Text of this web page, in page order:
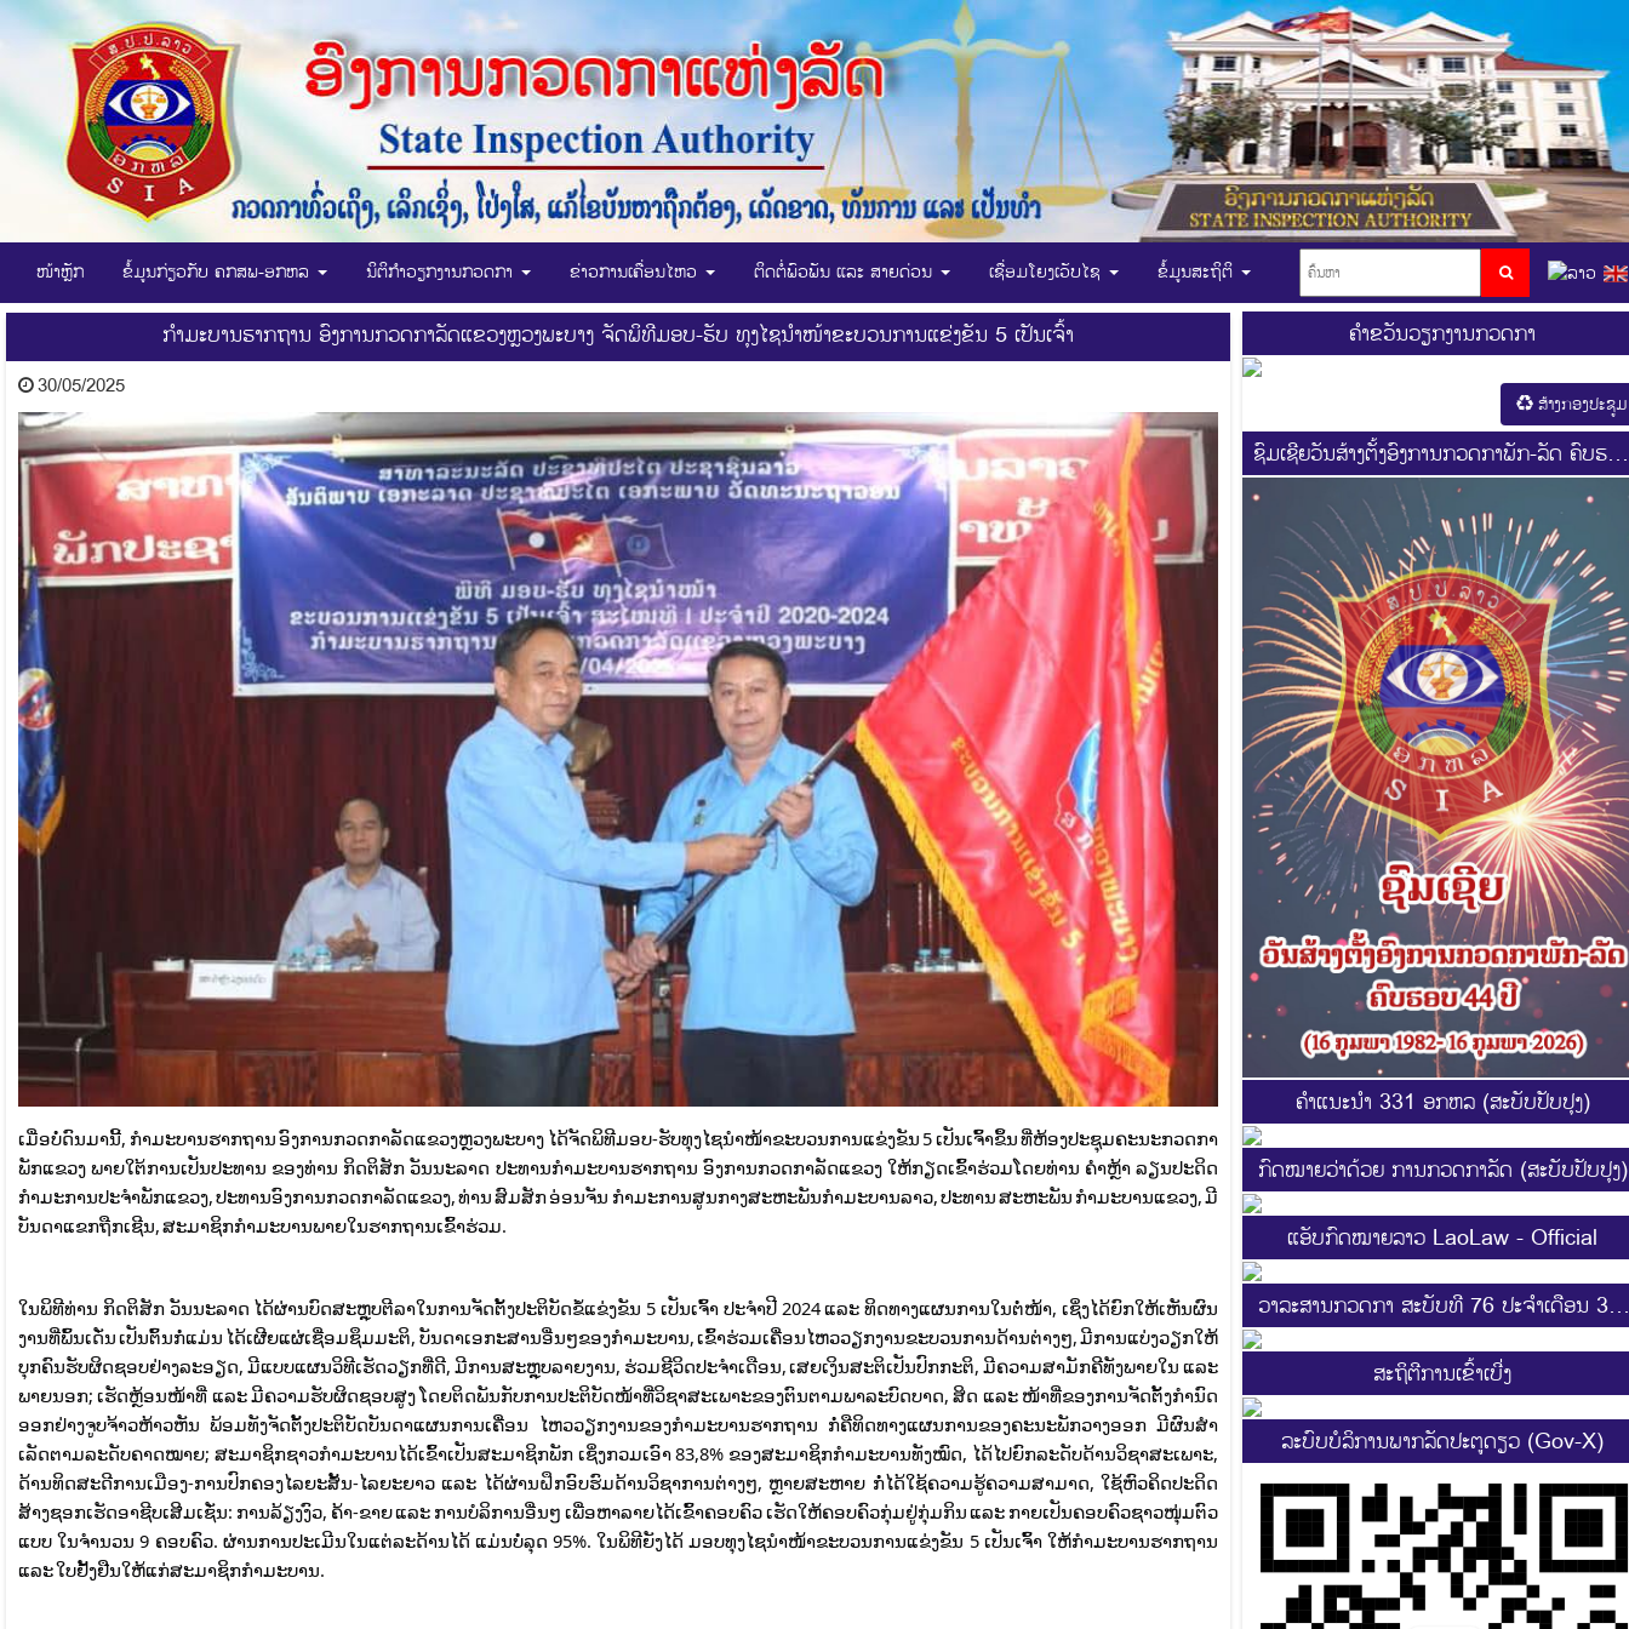
ໜ້າຫຼັກ ຂໍ້ມູນກ່ຽວກັບ ຄກສພ-ອກຫລ ນິຕິກໍາວຽກງານກວດກາ ຂ່າວການເຄື່ອນໄຫວ ຕິດຕໍ່ພົວພັນ ແລະ ສາຍດ່ວນ ເຊື່ອມໂຍງເວັບໄຊ ຂໍ້ມູນສະຖິຕິ
ກໍາມະບານຮາກຖານ ອົງການກວດກາລັດແຂວງຫຼວງພະບາງ ຈັດພິທີມອບ-ຮັບ ທຸງໄຊນໍາໜ້າຂະບວນການແຂ່ງຂັນ 5 ເປັນເຈົ້າ
30/05/2025
ເມື່ອບໍ່ດົນມານີ້, ກໍາມະບານຮາກຖານ ອົງການກວດກາລັດແຂວງຫຼວງພະບາງ ໄດ້ຈັດພິທີມອບ-ຮັບທຸງໄຊນໍາໜ້າຂະບວນການແຂ່ງຂັນ 5 ເປັນເຈົ້າຂຶ້ນ ທີ່ຫ້ອງປະຊຸມຄະນະກວດກາ
ພັກແຂວງ ພາຍໃຕ້ການເປັນປະທານ ຂອງທ່ານ ກິດຕິສັກ ວັນນະລາດ ປະທານກໍາມະບານຮາກຖານ ອົງການກວດກາລັດແຂວງ ໃຫ້ກຽດເຂົ້າຮ່ວມໂດຍທ່ານ ຄໍາຫຼ້າ ລຽນປະດິດ
ກໍາມະການປະຈໍາພັກແຂວງ, ປະທານອົງການກວດກາລັດແຂວງ, ທ່ານ ສົມສັກ ອ່ອນຈັນ ກໍາມະການສູນກາງສະຫະພັນກຳມະບານລາວ, ປະທານ ສະຫະພັນ ກໍາມະບານແຂວງ, ມີ
ບັນດາແຂກຖືກເຊີນ, ສະມາຊິກກຳມະບານພາຍໃນຮາກຖານເຂົ້າຮ່ວມ.
ໃນພິທີທ່ານ ກິດຕິສັກ ວັນນະລາດ ໄດ້ຜ່ານບົດສະຫຼຸບຕີລາໃນການຈັດຕັ້ງປະຕິບັດຂໍ້ແຂ່ງຂັນ 5 ເປັນເຈົ້າ ປະຈໍາປີ 2024 ແລະ ທິດທາງແຜນການໃນຕໍ່ໜ້າ, ເຊິ່ງໄດ້ຍົກໃຫ້ເຫັນຜົນ
ງານທີ່ພົ້ນເດັ່ນ ເປັນຕົ້ນກໍ່ແມ່ນ ໄດ້ເຜີຍແຜ່ເຊື່ອມຊຶມມະຕິ, ບັນດາເອກະສານອື່ນໆຂອງກຳມະບານ, ເຂົ້າຮ່ວມເຄື່ອນໄຫວວຽກງານຂະບວນການດ້ານຕ່າງໆ, ມີການແບ່ງວຽກໃຫ້
ບຸກຄົນຮັບຜິດຊອບຢ່າງລະອຽດ, ມີແບບແຜນວິທີເຮັດວຽກທີ່ດີ, ມີການສະຫຼຸບລາຍງານ, ຮ່ວມຊີວິດປະຈໍາເດືອນ, ເສຍເງິນສະຕິເປັນປົກກະຕິ, ມີຄວາມສາມັກຄີທັງພາຍໃນ ແລະ
ພາຍນອກ; ເຮັດຫຼ້ອນໜ້າທີ່ ແລະ ມີຄວາມຮັບຜິດຊອບສູງ ໂດຍຕິດພັນກັບການປະຕິບັດໜ້າທີ່ວິຊາສະເພາະຂອງຕົນຕາມພາລະບົດບາດ, ສິດ ແລະ ໜ້າທີ່ຂອງການຈັດຕັ້ງກໍານົດ
ອອກຢ່າງຈູບຈ້າວຫ້າວຫັນ ພ້ອມທັງຈັດຕັ້ງປະຕິບັດບັນດາແຜນການເຄື່ອນ ໄຫວວຽກງານຂອງກໍາມະບານຮາກຖານ ກໍ່ຄືທິດທາງແຜນການຂອງຄະນະພັກວາງອອກ ມີຜົນສໍາ
ເລັດຕາມລະດັບຄາດໝາຍ; ສະມາຊິກຊາວກໍາມະບານໄດ້ເຂົ້າເປັນສະມາຊິກພັກ ເຊິ່ງກວມເອົາ 83,8% ຂອງສະມາຊິກກຳມະບານທັງໝົດ,​ ໄດ້ໄປຍົກລະດັບດ້ານວິຊາສະເພາະ,
ດ້ານທິດສະດີການເມືອງ-ການປົກຄອງໄລຍະສັ້ນ-ໄລຍະຍາວ ແລະ ໄດ້ຜ່ານຝຶກອົບຮົມດ້ານວິຊາການຕ່າງໆ, ຫຼາຍສະຫາຍ ກໍ່ໄດ້ໃຊ້ຄວາມຮູ້ຄວາມສາມາດ, ໃຊ້ຫົວຄິດປະດິດ
ສ້າງຊອກເຮັດອາຊີບເສີມເຊັ່ນ: ການລ້ຽງງົວ, ຄ້າ-ຂາຍ ແລະ ການບໍລິການອື່ນໆ ເພື່ອຫາລາຍໄດ້ເຂົ້າຄອບຄົວ ເຮັດໃຫ້ຄອບຄົວກຸ່ມຢູ່ກຸ່ມກິນ ແລະ ກາຍເປັນຄອບຄົວຊາວໜຸ່ມຕົວ
ແບບ ໃນຈຳນວນ 9 ຄອບຄົວ. ຜ່ານການປະເມີນໃນແຕ່ລະດ້ານໄດ້ ແມ່ນບໍ່ລຸດ 95%. ໃນພິທີຍັງໄດ້ ມອບທຸງໄຊນຳໜ້າຂະບວນການແຂ່ງຂັນ 5 ເປັນເຈົ້າ ໃຫ້ກໍາມະບານຮາກຖານ
ແລະ ໃບຢັ້ງຢືນໃຫ້ແກ່ສະມາຊິກກໍາມະບານ.
ຄຳຂວັນວຽກງານກວດກາ
ສ້າງກອງປະຊູມ
ຊົມເຊີຍວັນສ້າງຕັ້ງອົງການກວດກາພັກ-ລັດ ຄົບຮອ
44 ປີ
ຄຳແນະນຳ 331 ອກຫລ (ສະບັບປັບປຸງ)
ກົດໝາຍວ່າດ້ວຍ ການກວດກາລັດ (ສະບັບປັບປຸງ)
ແອັບກົດໝາຍລາວ LaoLaw - Official
ວາລະສານກວດກາ ສະບັບທີ 76 ປະຈຳເດືອນ 3-4
ສະ​ຖິ​ຕີການ​ເຂົ້າ​ເບີ່ງ
ລະບົບບໍລິການພາກລັດປະຕູດຽວ (Gov-X)